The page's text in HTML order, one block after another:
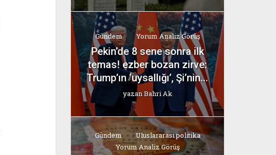
Gündem Yorum Analiz Görüş
Pekin’de 8 sene sonra ilk
temas! ezber bozan zirve:
Trump’ın ‘uysallığı’, Şi’nin...
yazanBahri Ak
Gündem
Uluslararası politika
Yorum Analiz Görüş